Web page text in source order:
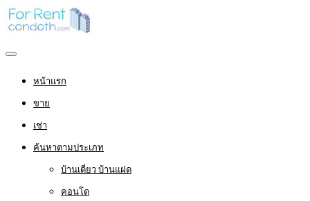
หน้าแรก
ขาย
เช่า
ค้นหาตามประเภท
บ้านเดี่ยว บ้านแฝด
คอนโด